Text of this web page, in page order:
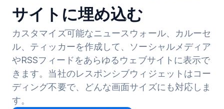
サイトに埋め込む
カスタマイズ可能なニュースウォール、カルーセ
ル、ティッカーを作成して、ソーシャルメディア
やRSSフィードをあらゆるウェブサイトに表示で
きます。当社のレスポンシブウィジェットはコー
ディング不要で、どんな画面サイズにも対応しま
す。